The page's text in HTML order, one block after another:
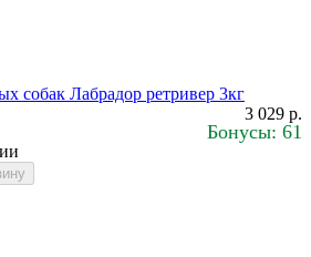
собак Лабрадор ретривер 3кг
3 029 р.
Бонусы: 61